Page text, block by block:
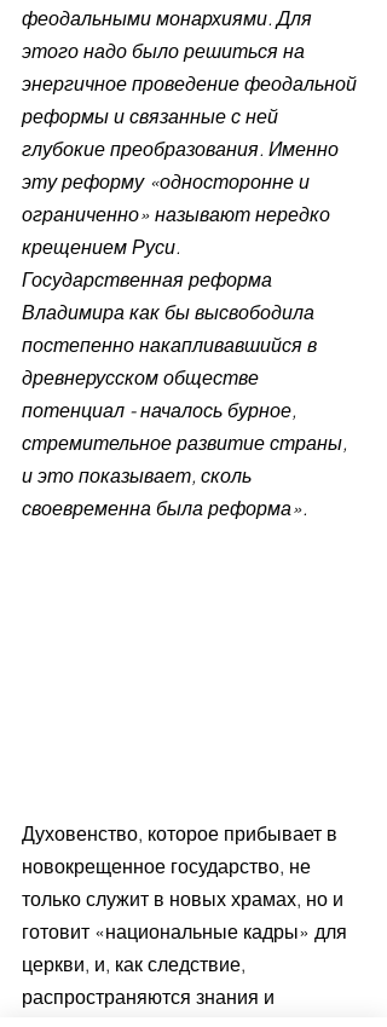
феодальными монархиями. Для
этого надо было решиться на
энергичное проведение феодальной
реформы и связанные с ней
глубокие преобразования. Именно
эту реформу «односторонне и
ограниченно» называют нередко
крещением Руси.
Государственная реформа
Владимира как бы высвободила
постепенно накапливавшийся в
древнерусском обществе
потенциал - началось бурное,
стремительное развитие страны,
и это показывает, сколь
своевременна была реформа».
Духовенство, которое прибывает в
новокрещенное государство, не
только служит в новых храмах, но и
готовит «национальные кадры» для
церкви, и, как следствие,
распространяются знания и